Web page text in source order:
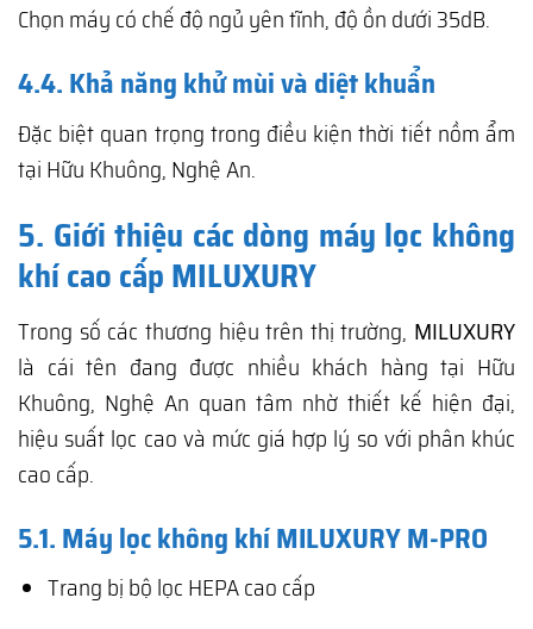
Chọn máy có chế độ ngủ yên tĩnh, độ ồn dưới 35dB.
4.4. Khả năng khử mùi và diệt khuẩn
Đặc biệt quan trọng trong điều kiện thời tiết nồm ẩm
tại Hữu Khuông, Nghệ An.
5. Giới thiệu các dòng máy lọc không
khí cao cấp MILUXURY
Trong số các thương hiệu trên thị trường, MILUXURY
là cái tên đang được nhiều khách hàng tại Hữu
Khuông, Nghệ An quan tâm nhờ thiết kế hiện đại,
hiệu suất lọc cao và mức giá hợp lý so với phân khúc
cao cấp.
5.1. Máy lọc không khí MILUXURY M-PRO
Trang bị bộ lọc HEPA cao cấp